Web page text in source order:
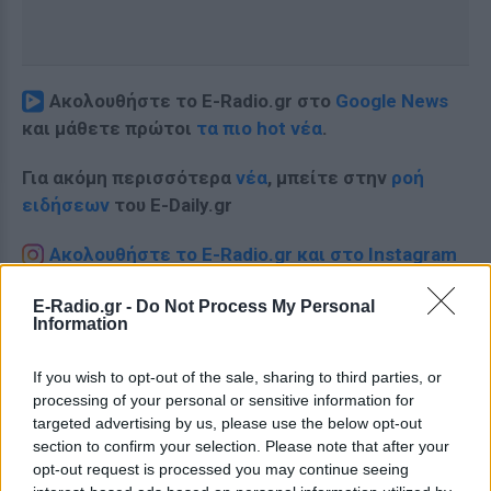
E-Radio.gr - Do Not Process My Personal
Information
If you wish to opt-out of the sale, sharing to third parties, or
processing of your personal or sensitive information for
targeted advertising by us, please use the below opt-out
section to confirm your selection. Please note that after your
opt-out request is processed you may continue seeing
Ακολουθήστε το E-Radio.gr στο Google News
και μάθετε πρώτοι τα πιο hot νέα.
Για ακόμη περισσότερα νέα, μπείτε στην ροή
ειδήσεων του E-Daily.gr
Ακολουθήστε το E-Radio.gr και στο Instagram
ΔΙΑΦΗΜΙΣΗ